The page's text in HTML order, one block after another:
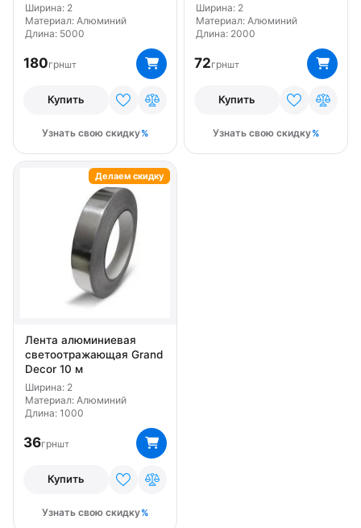
Ширина: 2
Материал: Алюминий
Длина: 5000
180грншт
Купить
Узнать свою скидку
Ширина: 2
Материал: Алюминий
Длина: 2000
72грншт
Купить
Узнать свою скидку
Лента алюминиевая
светоотражающая Grand
Decor 10 м
Ширина: 2
Материал: Алюминий
Длина: 1000
36грншт
Купить
Узнать свою скидку
Делаем скидку